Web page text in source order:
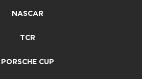
NASCAR
TCR
PORSCHE CUP